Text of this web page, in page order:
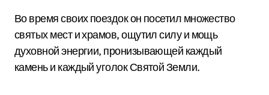
Во время своих поездок он посетил множество
святых мест и храмов, ощутил силу и мощь
духовной энергии, пронизывающей каждый
камень и каждый уголок Святой Земли.